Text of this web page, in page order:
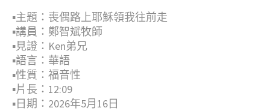
▪︎主題：喪偶路上耶穌領我往前走
▪︎講員：鄭智斌牧師
▪︎見證：Ken弟兄
▪︎語言：華語
▪︎性質：福音性
▪︎片長：12:09
▪︎日期：2026年5月16日